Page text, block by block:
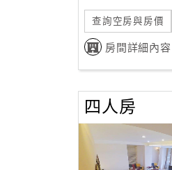
查詢空房與房價
房間詳細內容
四人房